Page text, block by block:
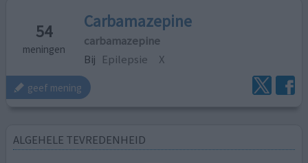
54
meningen
Carbamazepine
carbamazepine
Bij Epilepsie X
geef mening
ALGEHELE TEVREDENHEID